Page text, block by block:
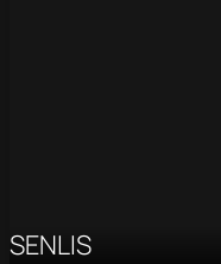
SENLIS